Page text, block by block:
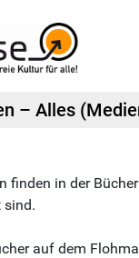
– Alles
finden in der
sind.
auf dem